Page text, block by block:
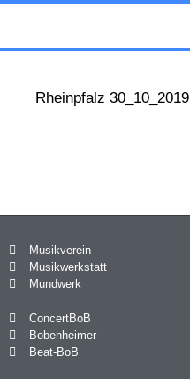
Rheinpfalz 30_10_2019
Musikverein
Musikwerkstatt
Mundwerk
ConcertBoB
Bobenheimer
Beat-BoB